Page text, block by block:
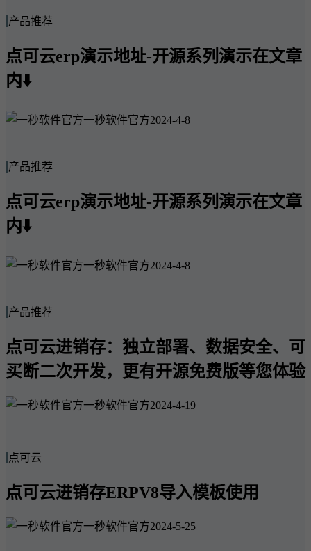
产品推荐
点可云erp演示地址-开源系列演示在文章
内⬇️
一秒软件官方2024-4-8
产品推荐
点可云erp演示地址-开源系列演示在文章
内⬇️
一秒软件官方2024-4-8
产品推荐
点可云进销存：独立部署、数据安全、可
买断二次开发，更有开源免费版等您体验
一秒软件官方2024-4-19
点可云
点可云进销存ERPV8导入模板使用
一秒软件官方2024-5-25